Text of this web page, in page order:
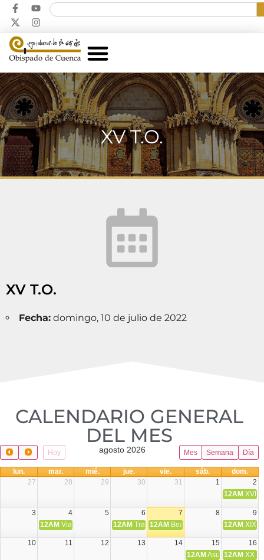
XV T.O.
XV T.O.
Fecha: domingo, 10 de julio de 2022
CALENDARIO GENERAL
DEL MES​
Hoy Mes Semana Día
agosto 2026
lun. mar. mié. jue. vie. sáb.
dom.
27
28 29 30 31 1
2
12AM XVIII
3 4 5 6 7 8
9
12AM Viaje Diocesano a Japón.
12AM Transfiguración del Señor
12AM Beatos Cruz Laplana,
12AM XIX
10 11 12 13 14 15
16
12AM Asunción de la
12AM XX